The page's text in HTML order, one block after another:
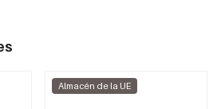
Almacén de la UE